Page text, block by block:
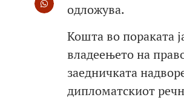
одложува.
Кошта во пораката
владеењето на
заедничката
дипломатскиот